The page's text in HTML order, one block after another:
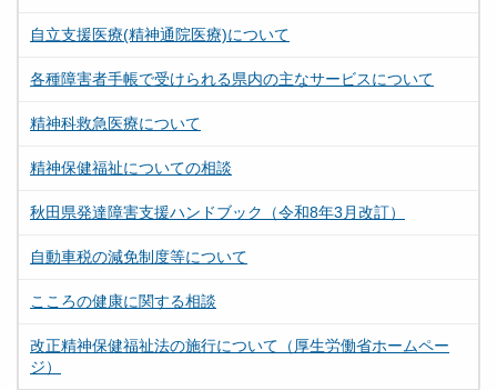
自立支援医療(精神通院医療)について
各種障害者手帳で受けられる県内の主なサービスについて
精神科救急医療について
精神保健福祉についての相談
秋田県発達障害支援ハンドブック（令和8年3月改訂）
自動車税の減免制度等について
こころの健康に関する相談
改正精神保健福祉法の施行について（厚生労働省ホームペー
ジ）